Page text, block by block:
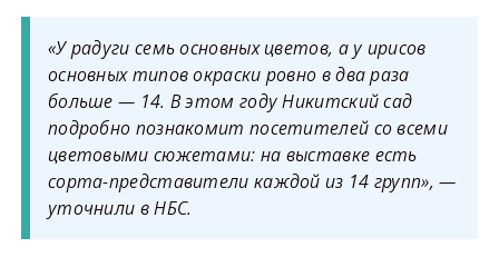
«У радуги семь основных цветов, а у ирисов
основных типов окраски ровно в два раза
больше — 14. В этом году Никитский сад
подробно познакомит посетителей со всеми
цветовыми сюжетами: на выставке есть
сорта-представители каждой из 14 групп», —
уточнили в НБС.